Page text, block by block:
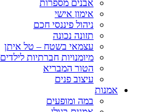
אבנים מספרות
אימון אישי
ניהול פיננסי חכם
תזונה נכונה
עצמאי בשטח – טל איתן
מיומנויות חברתיות לילדים
הטור המבריא
עיצוב פנים
אמנות
במה ומופעים